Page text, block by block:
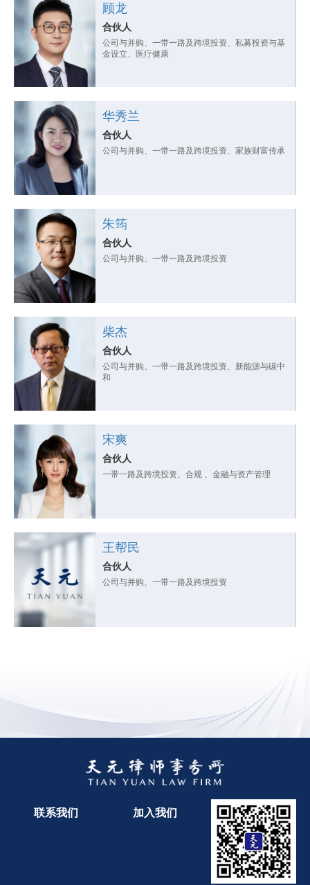
顾龙
合伙人
公司与并购、一带一路及跨境投资、私募投资与基
金设立、医疗健康
华秀兰
合伙人
公司与并购、一带一路及跨境投资、家族财富传承
朱筠
合伙人
公司与并购、一带一路及跨境投资
柴杰
合伙人
公司与并购、一带一路及跨境投资、新能源与碳中
和
宋爽
合伙人
一带一路及跨境投资、合规 、金融与资产管理
王帮民
合伙人
公司与并购、一带一路及跨境投资
联系我们 加入我们